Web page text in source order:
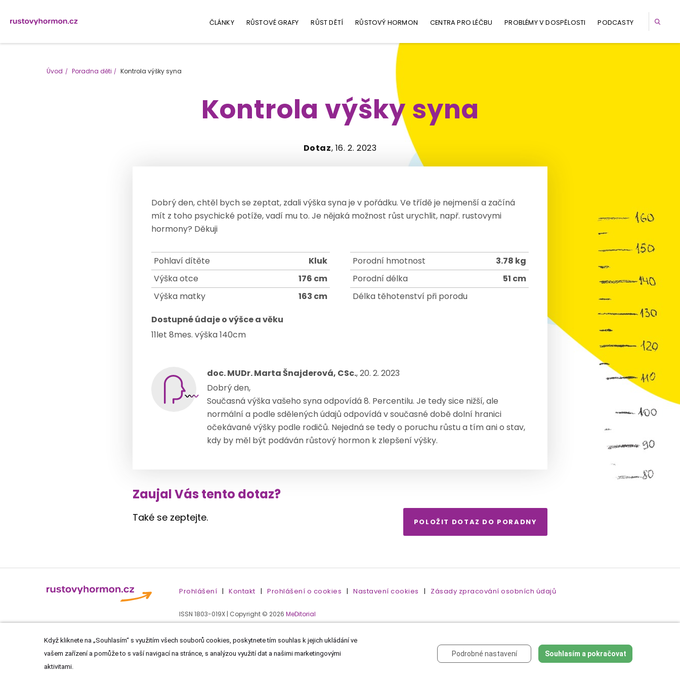
ČLÁNKY RŮSTOVÉ GRAFY RŮST DĚTÍ RŮSTOVÝ HORMON CENTRA PRO LÉČBU PROBLÉMY V DOSPĚLOSTI PODCASTY
Úvod Poradna děti Kontrola výšky syna
Kontrola výšky syna
Dotaz, 16. 2. 2023
Dobrý den, chtěl bych se zeptat, zdali výška syna je v pořádku. Ve třídě je nejmenší a začíná
mít z toho psychické potíže, vadí mu to. Je nějaká možnost růst urychlit, např. rustovymi
hormony? Děkuji
Pohlaví dítěte
Kluk
Výška otce
176 cm
Výška matky
163 cm
Porodní hmotnost
3.78 kg
Porodní délka
51 cm
Délka těhotenství při porodu
Dostupné údaje o výšce a věku
11let 8mes. výška 140cm
doc. MUDr. Marta Šnajderová, CSc., 20. 2. 2023
Dobrý den,
Současná výška vašeho syna odpovídá 8. Percentilu. Je tedy sice nižší, ale
normální a podle sdělených údajů odpovídá v současné době dolní hranici
očekávané výšky podle rodičů. Nejedná se tedy o poruchu růstu a tím ani o stav,
kdy by měl být podáván růstový hormon k zlepšení výšky.
Zaujal Vás tento dotaz?
Také se zeptejte. POLOŽIT DOTAZ DO PORADNY
Prohlášení | Kontakt | Prohlášení o cookies | Nastavení cookies | Zásady zpracování osobních údajů
ISSN 1803-019X | Copyright © 2026 MeDitorial
Když kliknete na „Souhlasím“ s využitím všech souborů cookies, poskytnete tím souhlas k jejich ukládání ve
vašem zařízení a pomůže to s vaší navigací na stránce, s analýzou využití dat a našimi marketingovými
aktivitami.
Podrobné nastavení Souhlasím a pokračovat